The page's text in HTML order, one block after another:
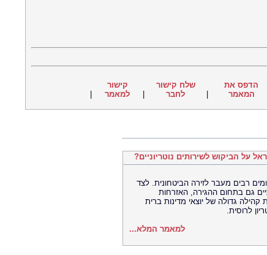
הדפס את
המאמר
|
שלח קישור
לחבר
|
קישור
למאמר
|
על הביקוש לשירותים נוטריוניים?
בשנת 2022, השפיעה על תחומים רבים מעבר לזירה הביטחונית. לצד
גם בתחום ההגירה, האזרחות
גדולה של יוצאי מדינות ברית
לרוסית.
למאמר המלא...